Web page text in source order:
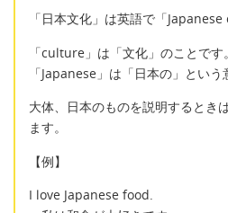
「日本文化」は英語で「
「culture」は「文化」のことです。
「Japanese」は「日本の」という
大体、日本のものを説明するとき
ます。
【例】
I love Japanese food.